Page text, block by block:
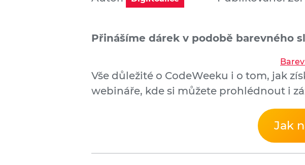
Přinášíme dárek v podobě barevného
Vše důležité o CodeWeeku i o tom, jak
webináře, kde si můžete prohlédnout i
Jak